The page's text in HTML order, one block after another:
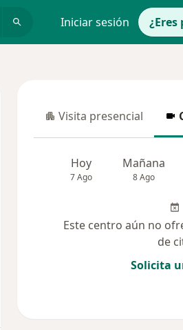
Iniciar sesión
Visita presencial
Visita presencial
Hoy
7 Ago
Mañana
8 Ago
Este centro aún no
de
Solicita